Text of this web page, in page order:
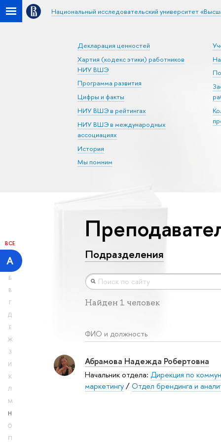
Национальный исследовательский университет
Декларация ценностей
Хартия (кодекс этики) работников
НИУ ВШЭ
Программа развития
Цифры и факты
НИУ ВШЭ в рейтингах
НИУ ВШЭ в международных
ассоциациях
История
Мы помним
ВСЕ
А
Б
В
Г
Д
Е
Ж
З
И
К
Л
М
Н
О
П
Подразделения
Найден 1 человек
ФИО и должность
Абрамова Надежда Робертовна
Начальник отдела: Дирекция по
маркетингу/Отдел брендинга и